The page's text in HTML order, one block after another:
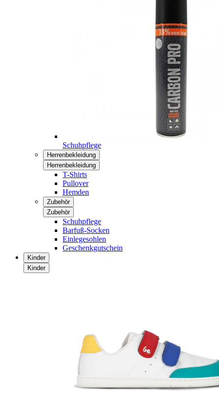
Schuhpflege
Herrenbekleidung
Herrenbekleidung
T-Shirts
Pullover
Hemden
Zubehör
Zubehör
Schuhpflege
Barfuß-Socken
Einlegesohlen
Geschenkgutschein
Kinder
Kinder